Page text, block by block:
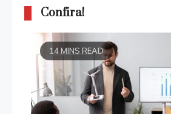
Confira!
14 MINS READ